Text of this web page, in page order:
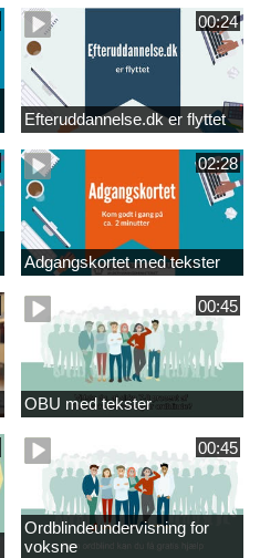
00:24
Efteruddannelse.dk er flyttet
02:28
Adgangskortet med tekster
00:45
OBU med tekster
00:45
Ordblindeundervisning for
voksne